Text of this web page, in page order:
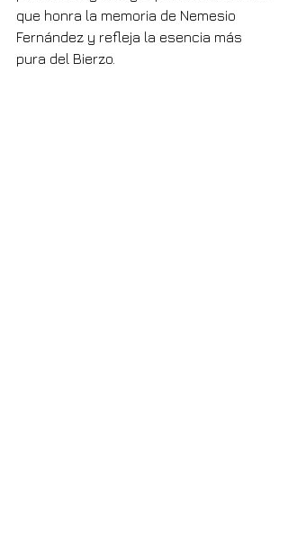
que honra la memoria de Nemesio
Fernández y refleja la esencia más
pura del Bierzo.